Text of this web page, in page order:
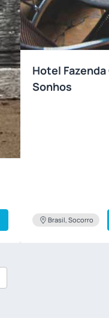
Hotel
Sonhos
Brasil, Socorro